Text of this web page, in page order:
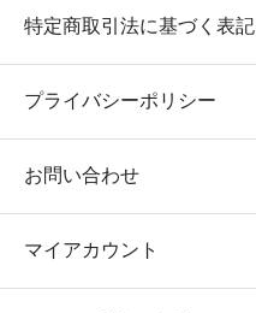
特定商取引法に基づく表記
プライバシーポリシー
お問い合わせ
マイアカウント